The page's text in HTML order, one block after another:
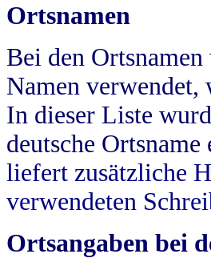
Ortsnamen
Bei den
Namen verwendet,
In dieser Liste
deutsche Ortsname
liefert zusätzliche
verwendeten
Ortsangaben bei